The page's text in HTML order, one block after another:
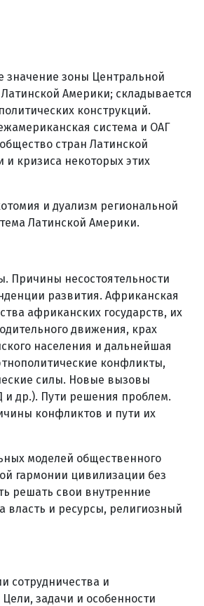
значение зоны Центральной
Америки; складывается
конструкций.
система и ОАГ
стран Латинской
и кризиса некоторых этих
и дуализм региональной
Латинской Америки.
Причины несостоятельности
развития. Африканская
африканских государств, их
движения, крах
населения и дальнейшая
конфликты,
силы. Новые вызовы
и др.). Пути решения проблем.
конфликтов и пути их
моделей общественного
гармонии цивилизации без
решать свои внутренние
и ресурсы, религиозный
сотрудничества и
задачи и особенности